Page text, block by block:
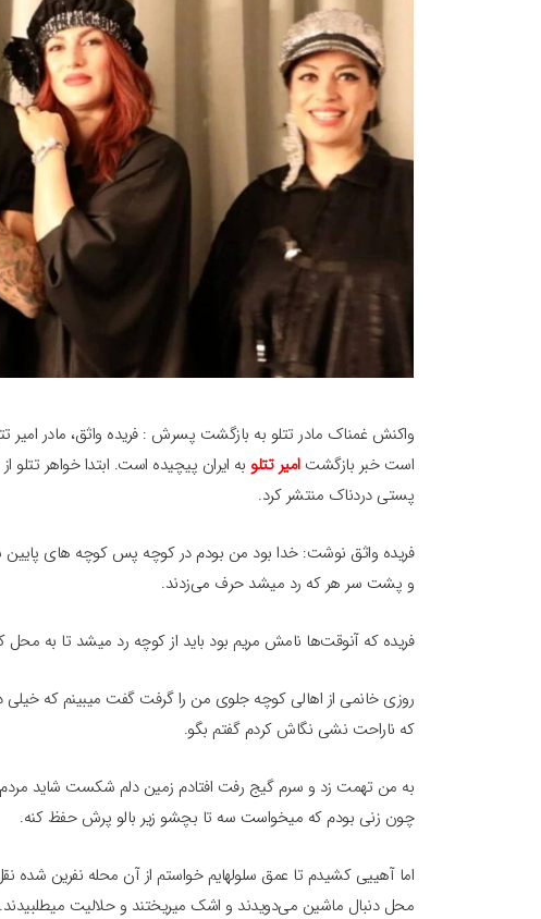
واکنش غمناک مادر تتلو به بازگشت پسرش : فریده واثق، مادر امیر
است خبر بازگشتامیر تتلو به ایران پیچیده است. ابتدا خواهر
پستی دردناک منتشر کرد.
فریده واثق نوشت: خدا بود من بودم در کوچه پس کوچه های پایین
و پشت سر هر که رد میشد حرف می‌زدند.
فریده که آنوقت‌ها نامش مریم بود باید از کوچه رد میشد تا به
روزی خانمی از اهالی کوچه جلوی من را گرفت گفت میبینم که
که ناراحت نشی نگاش کردم گفتم بگو.
به من تهمت زد و سرم گیج رفت افتادم زمین دلم شکست شاید مردم.
چون زنی بودم که میخواست سه تا بچشو زیر بالو پرش حفظ کنه.
اما آهییی کشیدم تا عمق سلولهایم خواستم از آن محله نفرین
محل دنبال ماشین می‌دویدند و اشک میریختند و حلالیت میطلبیدند.